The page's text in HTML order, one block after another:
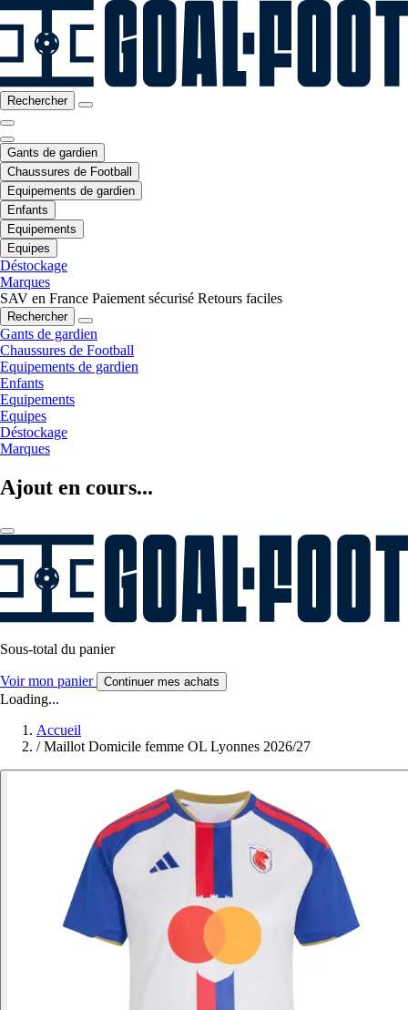
Rechercher
Gants de gardien
Chaussures de Football
Equipements de gardien
Enfants
Equipements
Equipes
Déstockage
Marques
SAV en France Paiement sécurisé Retours faciles
Rechercher
Gants de gardien
Chaussures de Football
Equipements de gardien
Enfants
Equipements
Equipes
Déstockage
Marques
Ajout en cours...
Sous-total du panier
Voir mon panier Continuer mes achats
Loading...
Accueil
/ Maillot Domicile femme OL Lyonnes 2026/27